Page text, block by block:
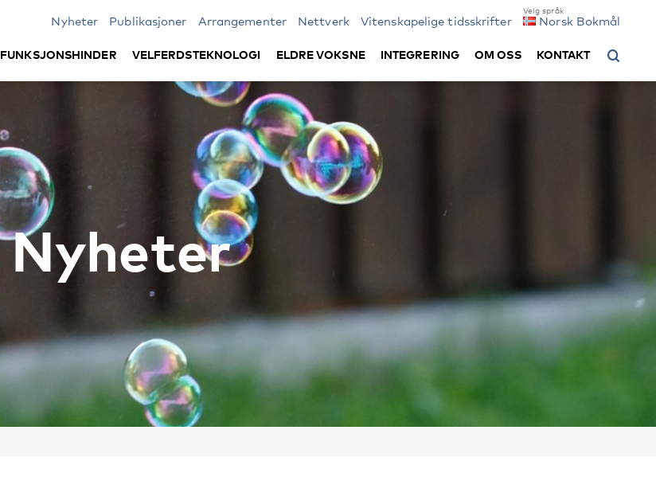
Nyheter Publikasjoner Arrangementer Nettverk Vitenskapelige tidsskrifter Norsk Bokmål
FUNKSJONSHINDER VELFERDSTEKNOLOGI ELDRE VOKSNE INTEGRERING OM OSS KONTAKT
Nyheter